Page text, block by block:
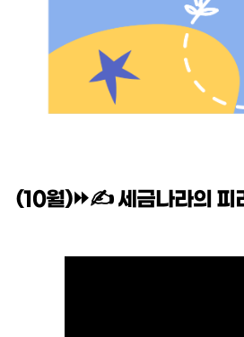
(10월)⏩✍ 세금나라의 피